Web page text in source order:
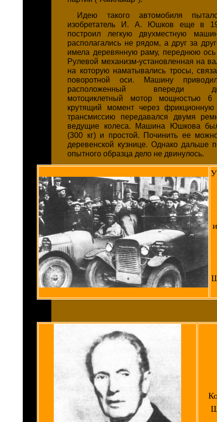
Идею такого автомобиля
изобретатель И. А. Юшков еще в
построил легкую двухместную
располагались не рядом, а друг за
имела деревянную раму, переднюю ось
Рулевой механизм-установленная на
на которую наматывались тросы,
поворотной оси. Машину
расположенный впереди
мотоциклетный мотор мощностью
крутящий момент через фрикционную
трансмиссию передавался двумя
ведущие колеса. Машина Юшкова
(300 кг) и простой. Починить ее
деревенской кузнице. Однако дальше
опытного образца дело не двинулось.